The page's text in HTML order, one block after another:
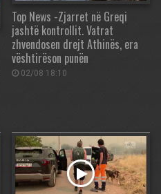
Top News -Zjarret në Greqi
jashtë kontrollit. Vatrat
zhvendosen drejt Athinës, era
vështirëson punën
02/08 18:10